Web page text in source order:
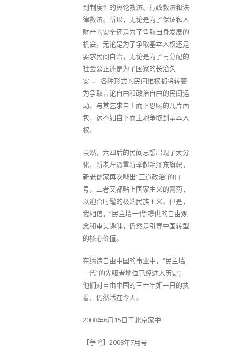
到制度性的舆论救济、行政救济和法
律救济。所以，无论是为了保证私人
财产的安全还是为了争取自身发展的
机会，无论是为了争取基本人权还是
要求民间自治，无论是为了再分配的
社会公正还是为了国家的长治久
安……各种形式的民间维权都将转变
为争取言论自由和政治自由的民间运
动。与其乞求自上而下恩赐的几片面
包，远不如自下而上地争取到基本人
权。
虽然，六四后的民间思想出现了大分
化，新老左派重新举起毛泽东旗帜，
新老儒家再次喊出“王道政治”的口
号，二者又都贴上国家主义的膏药，
以迎合时髦的极端民族主义。但是，
我相信，“民主墙一代”提供的自由观
念和审美趣味，仍然是引导中国转型
的核心价值。
在缔造自由中国的事业中，“民主墙
一代”的先驱者地位已经进入历史；
他们对自由中国的三十年如一日的执
着，仍然活在今天。
2008年6月15日于北京家中
【争鸣】2008年7月号